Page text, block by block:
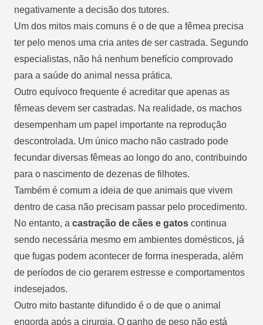
negativamente a decisão dos tutores.
Um dos mitos mais comuns é o de que a fêmea precisa
ter pelo menos uma cria antes de ser castrada. Segundo
especialistas, não há nenhum benefício comprovado
para a saúde do animal nessa prática.
Outro equívoco frequente é acreditar que apenas as
fêmeas devem ser castradas. Na realidade, os machos
desempenham um papel importante na reprodução
descontrolada. Um único macho não castrado pode
fecundar diversas fêmeas ao longo do ano, contribuindo
para o nascimento de dezenas de filhotes.
Também é comum a ideia de que animais que vivem
dentro de casa não precisam passar pelo procedimento.
No entanto, a castração de cães e gatos continua
sendo necessária mesmo em ambientes domésticos, já
que fugas podem acontecer de forma inesperada, além
de períodos de cio gerarem estresse e comportamentos
indesejados.
Outro mito bastante difundido é o de que o animal
engorda após a cirurgia. O ganho de peso não está